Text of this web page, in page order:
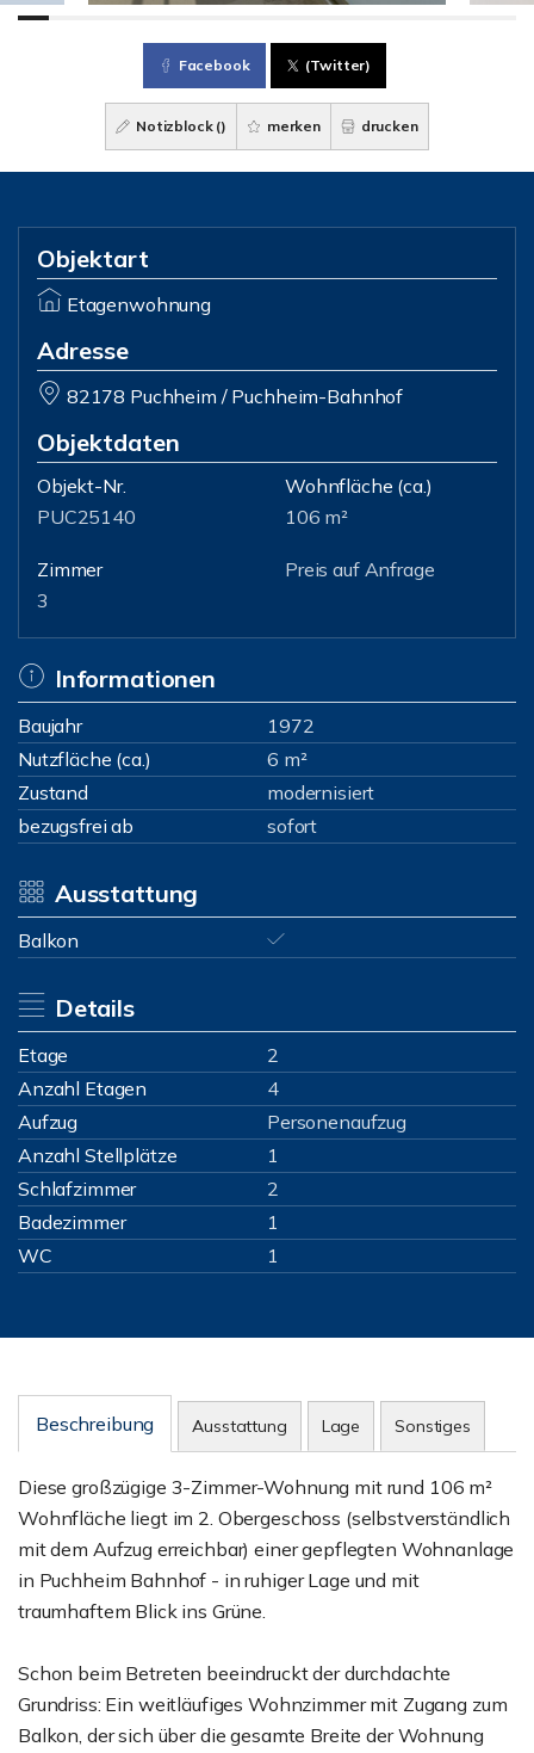
Facebook (Twitter)
Notizblock () merken drucken
Objektart
Etagenwohnung
Adresse
82178 Puchheim / Puchheim-Bahnhof
Objektdaten
Objekt-Nr.
PUC25140
Wohnfläche (ca.)
106 m²
Zimmer
3
Preis auf Anfrage
Informationen
Baujahr
1972
Nutzfläche (ca.)
6 m²
Zustand
modernisiert
bezugsfrei ab
sofort
Ausstattung
Balkon
Details
Etage
2
Anzahl Etagen
4
Aufzug
Personenaufzug
Anzahl Stellplätze
1
Schlafzimmer
2
Badezimmer
1
WC
1
Beschreibung Ausstattung Lage Sonstiges
Diese großzügige 3-Zimmer-Wohnung mit rund 106 m²
Wohnfläche liegt im 2. Obergeschoss (selbstverständlich
mit dem Aufzug erreichbar) einer gepflegten Wohnanlage
in Puchheim Bahnhof - in ruhiger Lage und mit
traumhaftem Blick ins Grüne.
Schon beim Betreten beeindruckt der durchdachte
Grundriss: Ein weitläufiges Wohnzimmer mit Zugang zum
Balkon, der sich über die gesamte Breite der Wohnung